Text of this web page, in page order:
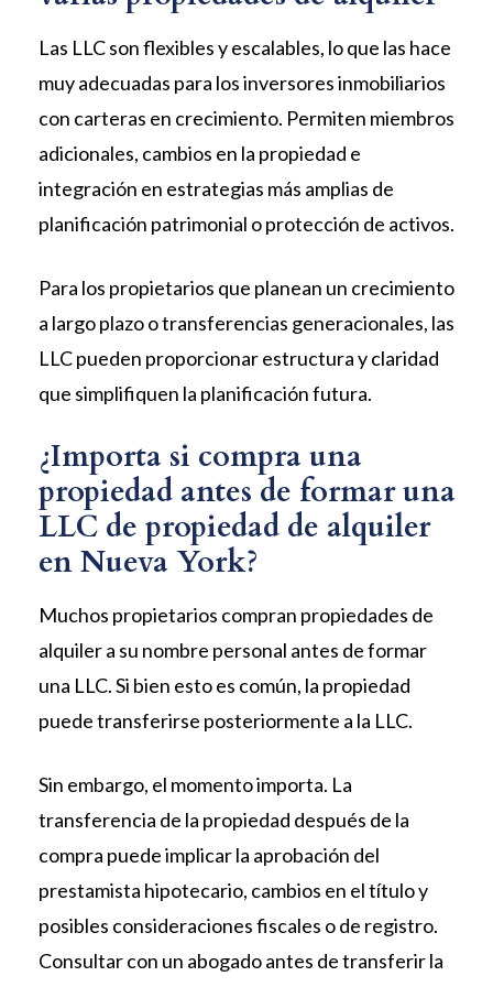
Las LLC son flexibles y escalables, lo que las hace
muy adecuadas para los inversores inmobiliarios
con carteras en crecimiento. Permiten miembros
adicionales, cambios en la propiedad e
integración en estrategias más amplias de
planificación patrimonial o protección de activos.
Para los propietarios que planean un crecimiento
a largo plazo o transferencias generacionales, las
LLC pueden proporcionar estructura y claridad
que simplifiquen la planificación futura.
¿Importa si compra una
propiedad antes de formar una
LLC de propiedad de alquiler
en Nueva York?
Muchos propietarios compran propiedades de
alquiler a su nombre personal antes de formar
una LLC. Si bien esto es común, la propiedad
puede transferirse posteriormente a la LLC.
Sin embargo, el momento importa. La
transferencia de la propiedad después de la
compra puede implicar la aprobación del
prestamista hipotecario, cambios en el título y
posibles consideraciones fiscales o de registro.
Consultar con un abogado antes de transferir la